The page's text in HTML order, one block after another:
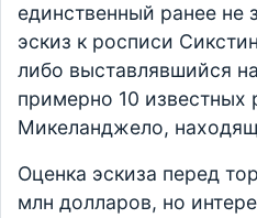
единственный ранее не
эскиз к росписи
либо выставлявшийся
примерно 10 известных
Микеланджело,
Оценка эскиза перед
млн долларов, но